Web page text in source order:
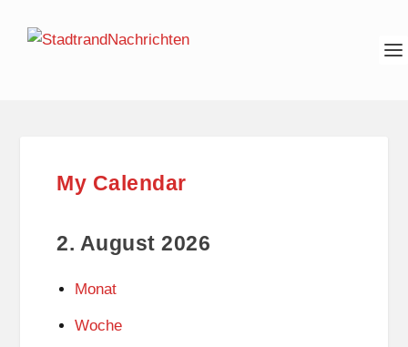
My Calendar
2. August 2026
Monat
Woche